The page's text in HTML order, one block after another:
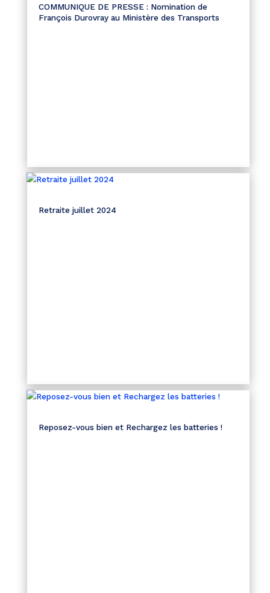
COMMUNIQUE DE PRESSE : Nomination de
François Durovray au Ministère des Transports
Retraite juillet 2024
Reposez-vous bien et Rechargez les batteries !